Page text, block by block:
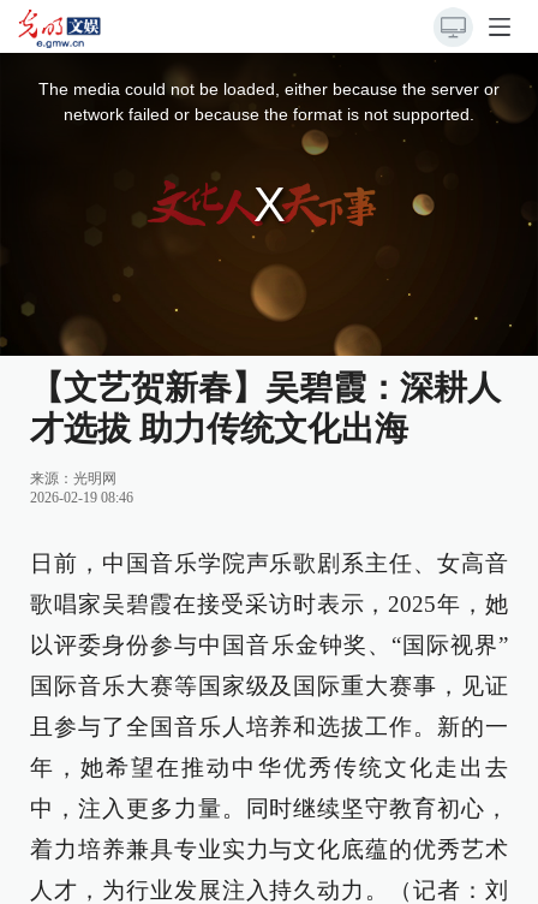
The media could not be loaded, either because the server or
network failed or because the format is not supported.
【文艺贺新春】吴碧霞：深耕人
才选拔 助力传统文化出海
来源：光明网
2026-02-19 08:46
日前，中国音乐学院声乐歌剧系主任、女高音
歌唱家吴碧霞在接受采访时表示，2025年，她
以评委身份参与中国音乐金钟奖、“国际视界”
国际音乐大赛等国家级及国际重大赛事，见证
且参与了全国音乐人培养和选拔工作。新的一
年，她希望在推动中华优秀传统文化走出去
中，注入更多力量。同时继续坚守教育初心，
着力培养兼具专业实力与文化底蕴的优秀艺术
人才，为行业发展注入持久动力。（记者：刘